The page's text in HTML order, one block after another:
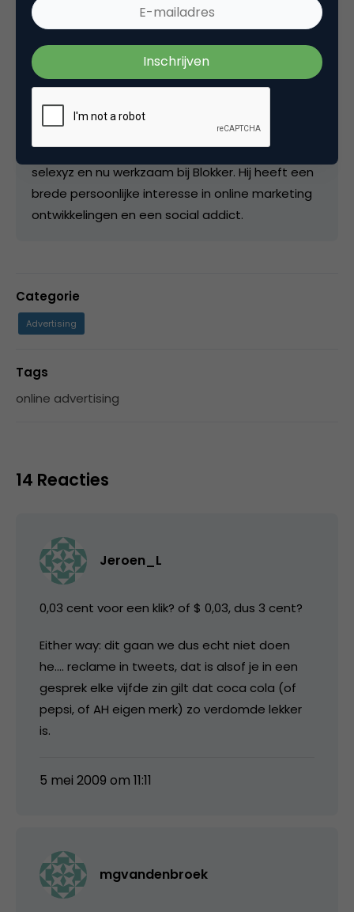
Pieter Bas Elskamp (1981) heeft Bedrijfskunde
gestudeerd in Groningen, in 2007 als Campagne
Manager begonnen bij Leadfrog, een online
marketing bureau gespecialiseerd in online
leadgeneratie met kennisdocumenten.
Vervolgens de stap gemaakt naar de e-
commerce en als online marketeer gewerkt bij
selexyz en nu werkzaam bij Blokker. Hij heeft een
brede persoonlijke interesse in online marketing
ontwikkelingen en een social addict.
Categorie
Advertising
Tags
online advertising
14 Reacties
Jeroen_L
0,03 cent voor een klik? of $ 0,03, dus 3 cent?
Either way: dit gaan we dus echt niet doen
he…. reclame in tweets, dat is alsof je in een
gesprek elke vijfde zin gilt dat coca cola (of
pepsi, of AH eigen merk) zo verdomde lekker
is.
5 mei 2009 om 11:11
mgvandenbroek